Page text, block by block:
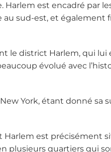
Harlem est encadré par
au sud-est, et également
le district Harlem, qui lui
évolué avec
York, étant donné sa
Harlem est précisément
plusieurs quartiers qui